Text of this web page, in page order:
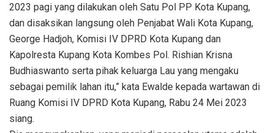
2023 pagi yang dilakukan oleh Satu Pol PP Kota Kupang,
dan disaksikan langsung oleh Penjabat Wali Kota Kupang,
George Hadjoh, Komisi IV DPRD Kota Kupang dan
Kapolresta Kupang Kota Kombes Pol. Rishian Krisna
Budhiaswanto serta pihak keluarga Lau yang mengaku
sebagai pemilik lahan itu,” kata Ewalde kepada wartawan di
Ruang Komisi IV DPRD Kota Kupang, Rabu 24 Mei 2023
siang.